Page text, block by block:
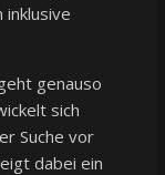
inklusive
genauso
sich
Suche vor
dabei ein